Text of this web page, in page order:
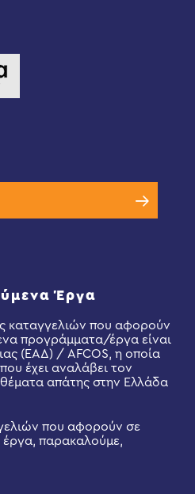
Έργα
καταγγελιών που αφορούν
προγράμματα/έργα είναι
(ΕΑΔ) / AFCOS, η οποία
έχει αναλάβει τον
απάτης στην Ελλάδα
που αφορούν σε
παρακαλούμε,